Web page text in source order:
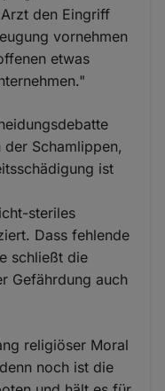
den Eingriff
vornehmen
etwas
Schamlippen,
ist
steriles
Dass fehlende
schließt die
Gefährdung auch
religiöser Moral
noch ist die